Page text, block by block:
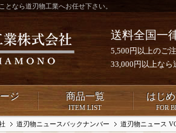
となら道刃物工業へお任せ下さい。
送料全国一
5,500円以上のご
33,000円以上なら
ジ 商品一覧
ITEM LIST
はじ
FOR
道刃物ニュースバックナンバー 道刃物ニュース